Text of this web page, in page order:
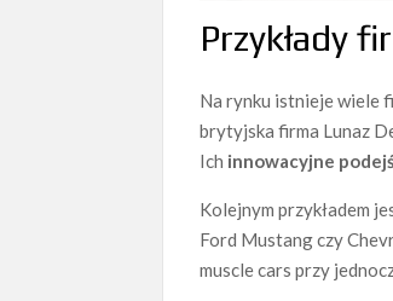
Przykłady
Na rynku istnieje wiele
brytyjska firma Lunaz
Ich innowacyjne
Kolejnym przykładem
Ford Mustang czy
muscle cars przy